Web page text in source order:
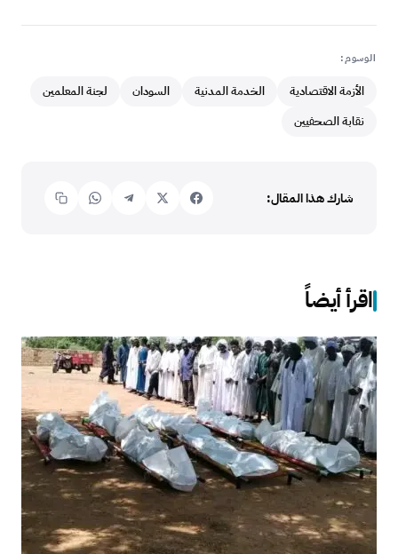
الوسوم:
الأزمة الاقتصادية الخدمة المدنية السودان
لجنة المعلمين
نقابة الصحفيين
شارك هذا المقال:
اقرأ أيضاً